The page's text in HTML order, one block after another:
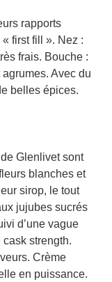
rapports
first fill ». Nez :
frais. Bouche :
Avec du
belles épices.
Glenlivet sont
blanches et
sirop, le tout
jujubes sucrés
d’une vague
cask strength.
Crème
en puissance.